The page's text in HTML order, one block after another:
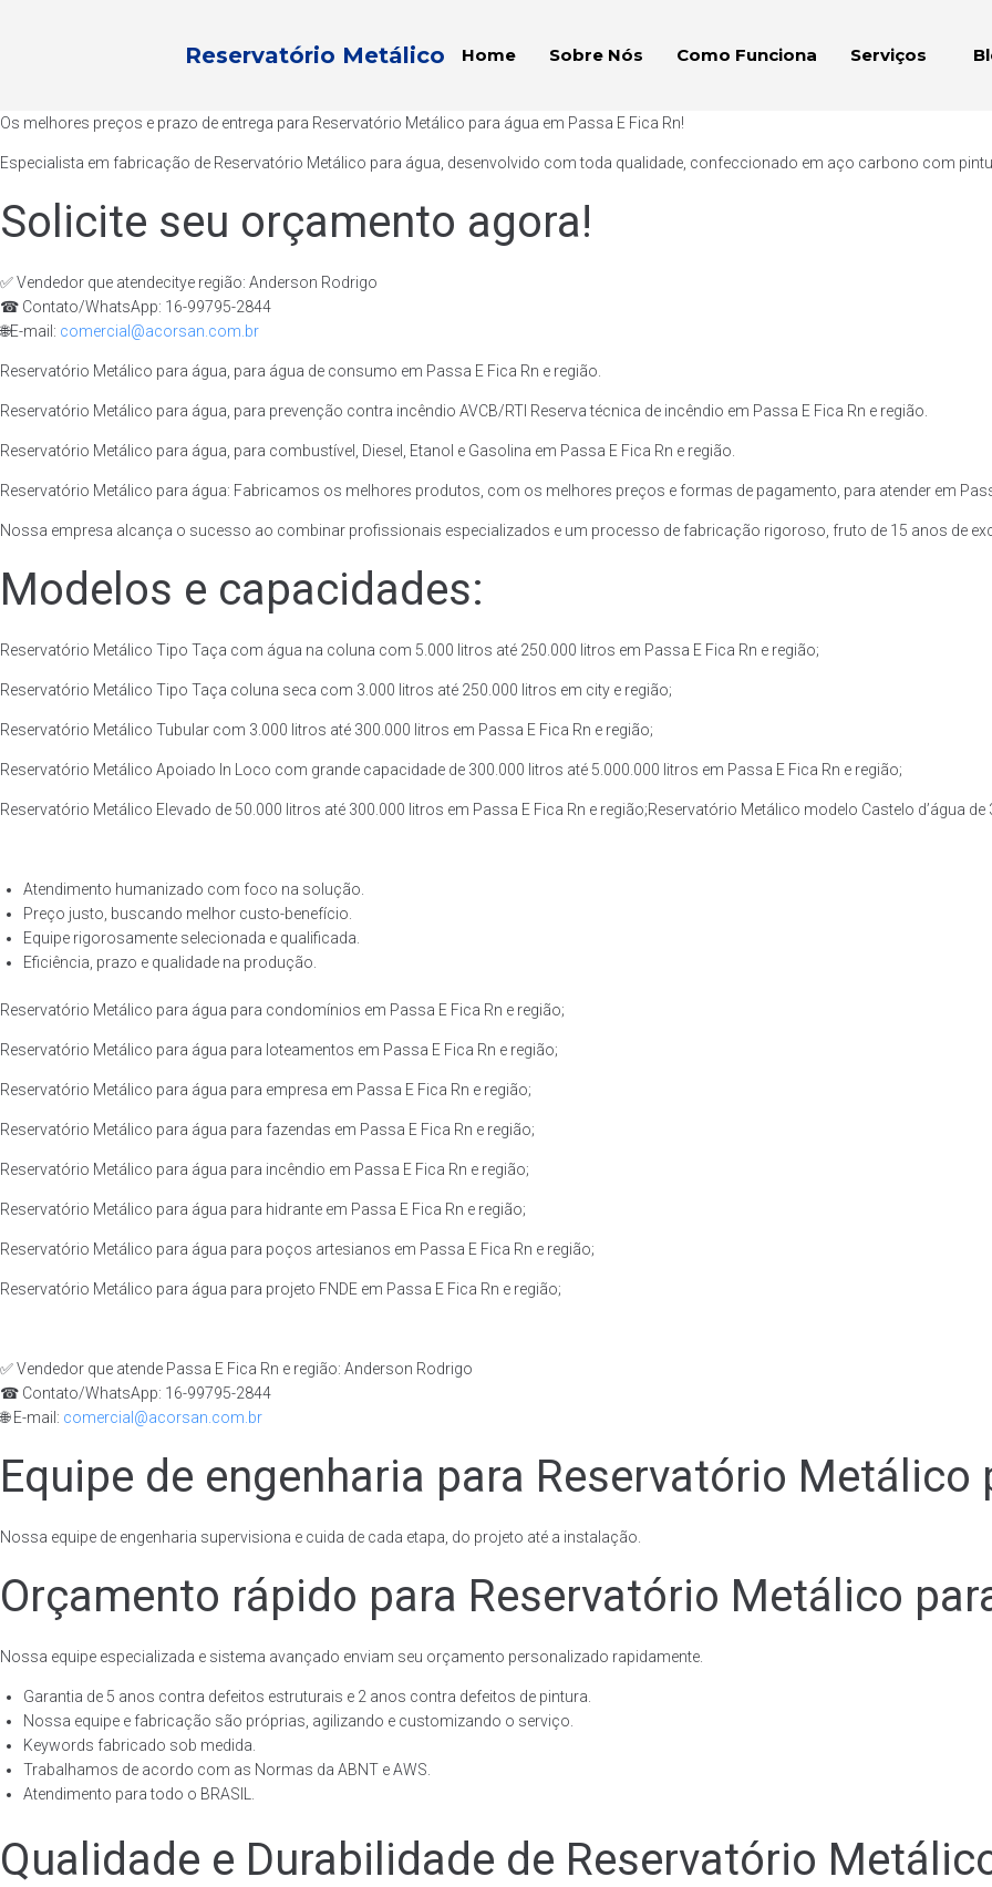
Reservatório Metálico Home Sobre Nós Como Funciona Serviços
Os melhores preços e prazo de entrega para Reservatório Metálico para água em Passa E Fica Rn!
Especialista em fabricação de Reservatório Metálico para água, desenvolvido com toda qualidade, confeccionado em aço carbono com
Solicite seu orçamento agora!
✅ Vendedor que atendecitye região: Anderson Rodrigo
☎ Contato/WhatsApp: 16-99795-2844
🌐E-mail: comercial@acorsan.com.br
Reservatório Metálico para água, para água de consumo em Passa E Fica Rn e região.
Reservatório Metálico para água, para prevenção contra incêndio AVCB/RTI Reserva técnica de incêndio em Passa E Fica Rn e região.
Reservatório Metálico para água, para combustível, Diesel, Etanol e Gasolina em Passa E Fica Rn e região.
Reservatório Metálico para água: Fabricamos os melhores produtos, com os melhores preços e formas de pagamento, para atender em
Nossa empresa alcança o sucesso ao combinar profissionais especializados e um processo de fabricação rigoroso, fruto de 15 anos de
Modelos e capacidades:
Reservatório Metálico Tipo Taça com água na coluna com 5.000 litros até 250.000 litros em Passa E Fica Rn e região;
Reservatório Metálico Tipo Taça coluna seca com 3.000 litros até 250.000 litros em city e região;
Reservatório Metálico Tubular com 3.000 litros até 300.000 litros em Passa E Fica Rn e região;
Reservatório Metálico Apoiado In Loco com grande capacidade de 300.000 litros até 5.000.000 litros em Passa E Fica Rn e região;
Reservatório Metálico Elevado de 50.000 litros até 300.000 litros em Passa E Fica Rn e região;Reservatório Metálico modelo Castelo d’água
Atendimento humanizado com foco na solução.
Preço justo, buscando melhor custo-benefício.
Equipe rigorosamente selecionada e qualificada.
Eficiência, prazo e qualidade na produção.
Reservatório Metálico para água para condomínios em Passa E Fica Rn e região;
Reservatório Metálico para água para loteamentos em Passa E Fica Rn e região;
Reservatório Metálico para água para empresa em Passa E Fica Rn e região;
Reservatório Metálico para água para fazendas em Passa E Fica Rn e região;
Reservatório Metálico para água para incêndio em Passa E Fica Rn e região;
Reservatório Metálico para água para hidrante em Passa E Fica Rn e região;
Reservatório Metálico para água para poços artesianos em Passa E Fica Rn e região;
Reservatório Metálico para água para projeto FNDE em Passa E Fica Rn e região;
✅ Vendedor que atende Passa E Fica Rn e região: Anderson Rodrigo
☎ Contato/WhatsApp: 16-99795-2844
🌐 E-mail: comercial@acorsan.com.br
Equipe de engenharia para Reservatório Metálico
Nossa equipe de engenharia supervisiona e cuida de cada etapa, do projeto até a instalação.
Orçamento rápido para Reservatório Metálico
Nossa equipe especializada e sistema avançado enviam seu orçamento personalizado rapidamente.
Garantia de 5 anos contra defeitos estruturais e 2 anos contra defeitos de pintura.
Nossa equipe e fabricação são próprias, agilizando e customizando o serviço.
Keywords fabricado sob medida.
Trabalhamos de acordo com as Normas da ABNT e AWS.
Atendimento para todo o BRASIL.
Qualidade e Durabilidade de Reservatório